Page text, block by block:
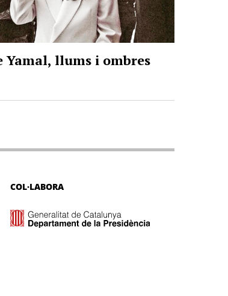
Yamal, llums i ombres
COL·LABORA